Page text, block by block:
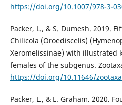
https://doi.org/10.1007/978-3-
Packer, L., & S. Dumesh. 2019.
Chilicola (Oroediscelis)
Xeromelissinae) with illustrated
females of the subgenus.
https://doi.org/10.11646/
Packer, L., & L. Graham. 2020.